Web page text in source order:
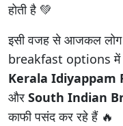
होती है 💚
इसी वजह से आजकल
breakfast options में
Kerala Idiyappam
और South Indian
काफी पसंद कर रहे हैं 🔥